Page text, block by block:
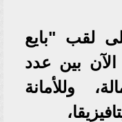
لقب "بايع
بين عدد
وللأمانة